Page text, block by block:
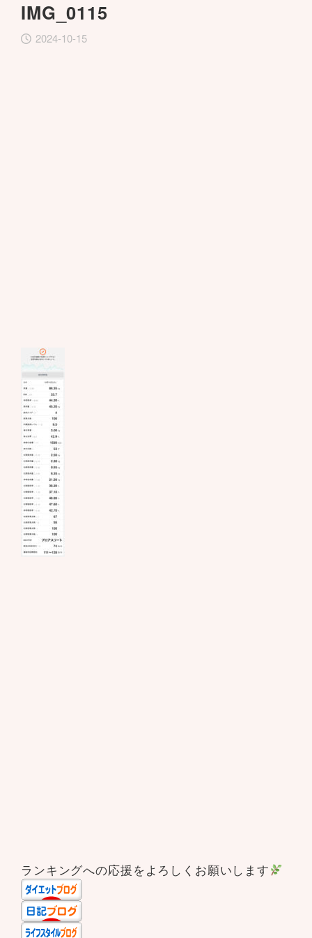
IMG_0115
2024-10-15
ランキングへの応援をよろしくお願いします